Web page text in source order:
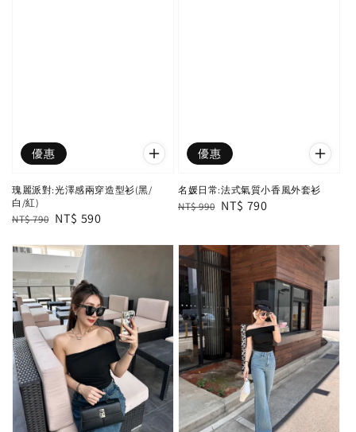
優惠
瑰麗派對:光澤感兩穿造型衫(黑/
白/紅)
Regular
NT$ 790 Sale
NT$ 590
優惠
名媛日常:法式氣質小香風外套衫
Regular
NT$ 990 Sale
NT$ 790